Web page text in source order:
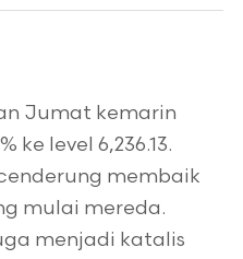
Jumat kemarin
level 6,236.13.
membaik
mulai mereda.
menjadi katalis